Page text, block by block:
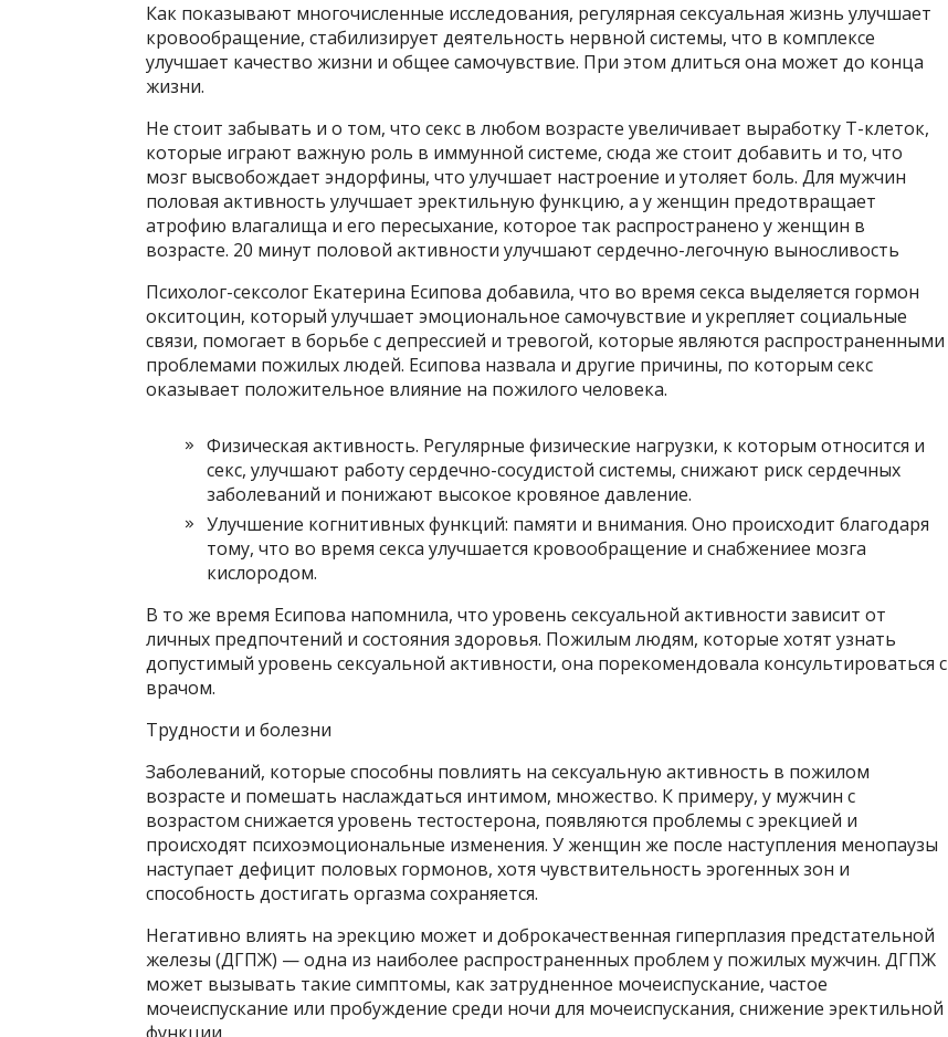
Как показывают многочисленные исследования, регулярная сексуальная жизнь улучшает
кровообращение, стабилизирует деятельность нервной системы, что в комплексе
улучшает качество жизни и общее самочувствие. При этом длиться она может до конца
жизни.
Не стоит забывать и о том, что секс в любом возрасте увеличивает выработку Т-клеток,
которые играют важную роль в иммунной системе, сюда же стоит добавить и то, что
мозг высвобождает эндорфины, что улучшает настроение и утоляет боль. Для мужчин
половая активность улучшает эректильную функцию, а у женщин предотвращает
атрофию влагалища и его пересыхание, которое так распространено у женщин в
возрасте. 20 минут половой активности улучшают сердечно-легочную выносливость
Психолог-сексолог Екатерина Есипова добавила, что во время секса выделяется гормон
окситоцин, который улучшает эмоциональное самочувствие и укрепляет социальные
связи, помогает в борьбе с депрессией и тревогой, которые являются распространенными
проблемами пожилых людей. Есипова назвала и другие причины, по которым секс
оказывает положительное влияние на пожилого человека.
Физическая активность. Регулярные физические нагрузки, к которым относится и
секс, улучшают работу сердечно-сосудистой системы, снижают риск сердечных
заболеваний и понижают высокое кровяное давление.
Улучшение когнитивных функций: памяти и внимания. Оно происходит благодаря
тому, что во время секса улучшается кровообращение и снабжениее мозга
кислородом.
В то же время Есипова напомнила, что уровень сексуальной активности зависит от
личных предпочтений и состояния здоровья. Пожилым людям, которые хотят узнать
допустимый уровень сексуальной активности, она порекомендовала консультироваться с
врачом.
Трудности и болезни
Заболеваний, которые способны повлиять на сексуальную активность в пожилом
возрасте и помешать наслаждаться интимом, множество. К примеру, у мужчин с
возрастом снижается уровень тестостерона, появляются проблемы с эрекцией и
происходят психоэмоциональные изменения. У женщин же после наступления менопаузы
наступает дефицит половых гормонов, хотя чувствительность эрогенных зон и
способность достигать оргазма сохраняется.
Негативно влиять на эрекцию может и доброкачественная гиперплазия предстательной
железы (ДГПЖ) — одна из наиболее распространенных проблем у пожилых мужчин. ДГПЖ
может вызывать такие симптомы, как затрудненное мочеиспускание, частое
мочеиспускание или пробуждение среди ночи для мочеиспускания, снижение эректильной